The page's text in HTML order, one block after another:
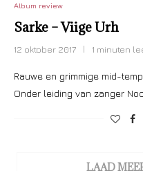
Album review
Sarke – Viige Urh
12 oktober 2017 1 minuten
Rauwe en grimmige mid-
Onder leiding van zanger
LAAD